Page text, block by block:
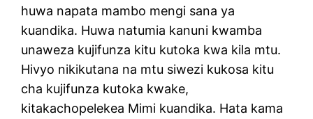
huwa napata mambo mengi sana ya
kuandika. Huwa natumia kanuni kwamba
unaweza kujifunza kitu kutoka kwa kila mtu.
Hivyo nikikutana na mtu siwezi kukosa kitu
cha kujifunza kutoka kwake,
kitakachopelekea Mimi kuandika. Hata kama